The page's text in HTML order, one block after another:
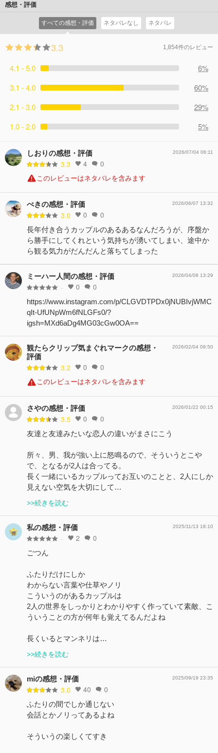
感想・評価
すべての感想・評価 ネタバレなし ネタバレ
3.3 1,854件のレビュー
4.1 - 5.0
6%
3.1 - 4.0
60%
2.1 - 3.0
29%
1.0 - 2.0
5%
しおりの感想・評価
3.3 4 0
2026/07/04 06:11
このレビューはネタバレを含みます
ぺきの感想・評価
3.0 0 0
2026/06/07 13:32
長年付き合うカップルのあるあるなんだろうが、序盤か
ら勝手にしてくれという気持ちが湧いてしまい、途中か
ら観る気力がだんだんと落ちてしまった
ミーハー人間の感想・評価
- 0 0
2026/04/08 13:29
https://www.instagram.com/p/CLGVDTPDx0jNUBIvjWMC
qIt-UfUNpWm6fNLGFs0/?
igsh=MXd6aDg4MG03cGw0OA==
観たらクリップ気まぐれマークの感想・
評価
3.2 0 0
2026/02/04 09:50
このレビューはネタバレを含みます
さやの感想・評価
3.5 0 0
2026/01/22 00:15
友達と友達みたいな恋人の違いがまさにこう
所々、男、我が強い上に怒鳴るので、そういうとこや
で、となるが2人は合ってる。
長く一緒にいるカップルってお互いのことと、2人にしか
見えない空気を大切にして…
>>続きを読む
私の感想・評価
- 2 0
2025/11/13 18:10
ごつん
ふたりだけにしか
わからない言葉や仕草やノリ
こういうのがあるカップルは
2人の世界をしっかりとわかりやすく作っていて素敵、こ
ういうことの方が何年も覚えてるんだよね
長くいるとマンネリは…
>>続きを読む
miの感想・評価
3.0 40 0
2025/09/19 23:35
ふたりの間でしか通じない
会話とかノリってあるよね
そういうの楽しくてすき